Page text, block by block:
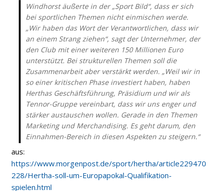
Windhorst äußerte in der „Sport Bild“, dass er sich
bei sportlichen Themen nicht einmischen werde.
„Wir haben das Wort der Verantwortlichen, dass wir
an einem Strang ziehen“, sagt der Unternehmer, der
den Club mit einer weiteren 150 Millionen Euro
unterstützt. Bei strukturellen Themen soll die
Zusammenarbeit aber verstärkt werden. „Weil wir in
so einer kritischen Phase investiert haben, haben
Herthas Geschäftsführung, Präsidium und wir als
Tennor-Gruppe vereinbart, dass wir uns enger und
stärker austauschen wollen. Gerade in den Themen
Marketing und Merchandising. Es geht darum, den
Einnahmen-Bereich in diesen Aspekten zu steigern.“
aus:
https://www.morgenpost.de/sport/hertha/article229470
228/Hertha-soll-um-Europapokal-Qualifikation-
spielen.html